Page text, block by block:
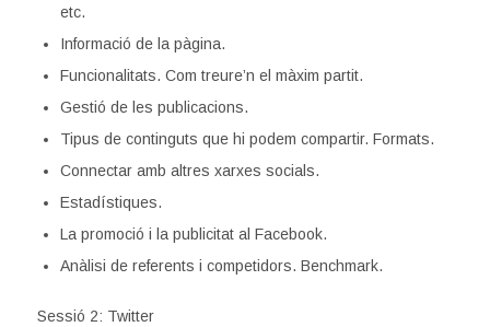
etc.
Informació de la pàgina.
Funcionalitats. Com treure’n el màxim partit.
Gestió de les publicacions.
Tipus de continguts que hi podem compartir. Formats.
Connectar amb altres xarxes socials.
Estadístiques.
La promoció i la publicitat al Facebook.
Anàlisi de referents i competidors. Benchmark.
Sessió 2: Twitter